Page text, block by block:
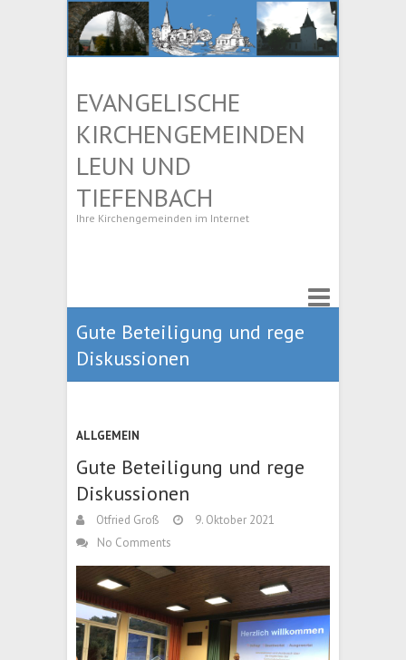
EVANGELISCHE
KIRCHENGEMEINDEN
LEUN UND
TIEFENBACH
Ihre Kirchengemeinden im Internet
Gute Beteiligung und rege
Diskussionen
ALLGEMEIN
Gute Beteiligung und rege
Diskussionen
Otfried Groß
9. Oktober 2021
No Comments